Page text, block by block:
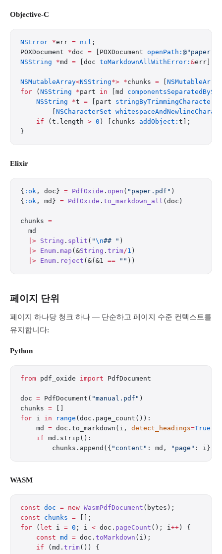
Objective-C
NSError *err = nil ;
POXDocument *doc = [POXDocument openPath:
NSString *md = [doc toMarkdownAllWithError: &err];
NSMutableArray<NSString*> *chunks =
NSMutableArray
for ( NSString *part in [md
    NSString
*t = [part
NSCharacterSet
    if
(t.length > 0 ) [chunks addObject: t];
}
Elixir
{ :ok , doc} = PdfOxide . open ( "paper.pdf" )
{ :ok , md} = PdfOxide . to_markdown_all (doc)
chunks =
  md
  |>
String . split ( "\n## " )
  |>
Enum . map (&String . trim/1 )
  |>
Enum . reject (&(&1 == "" ))
페이지 단위
페이지 하나당 청크 하나 — 단순하고 페이지 수준 컨텍스트를
유지합니다:
Python
from pdf_oxide import PdfDocument
doc = PdfDocument( "manual.pdf" )
chunks =
for i in range (doc.page_count()):
    md
= doc.to_markdown(i, detect_headings=True
    if
md.strip():
        chunks.append({
"content" : md, "page" : i})
WASM
const doc = new WasmPdfDocument (bytes);
const chunks = [];
for ( let i = 0 ; i < doc. pageCount (); i++ ) {
    const
md = doc. toMarkdown (i);
    if
(md. trim()) {